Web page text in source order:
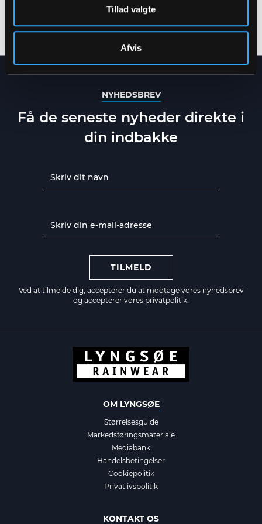
Tillad valgte
Afvis
KRAFTIG POLYESTER
KVALITET MED QUILTET
FOER
PU KVALITET MED
QUILTET FOER
NYHEDSBREV
Få de seneste nyheder direkte i
din indbakke
TILMELD
Ved at tilmelde dig, accepterer du at modtage vores nyhedsbrev
og accepterer vores privatpolitik.
OM LYNGSØE
Størrelsesguide
Markedsføringsmateriale
Mediabank
Handelsbetingelser
Cookiepolitik
Privatlivspolitik
KONTAKT OS